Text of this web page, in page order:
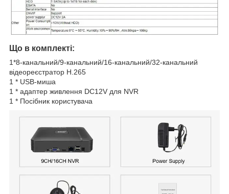
Що в комплекті:
1*8-канальний/9-канальний/16-канальний/32-канальний
відеореєстратор H.265
1 * USB-миша
1 * адаптер живлення DC12V для NVR
1 * Посібник користувача